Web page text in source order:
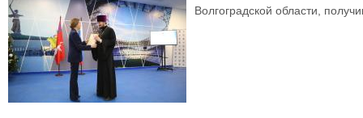
Волгоградской области,